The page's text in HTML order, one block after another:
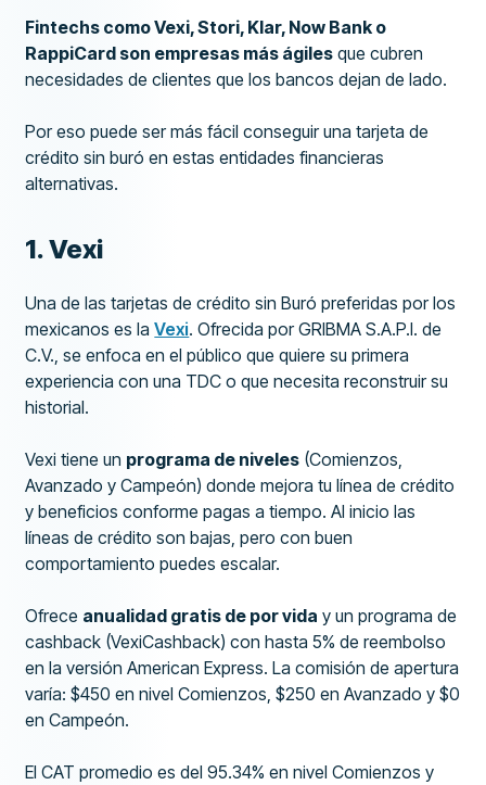
Fintechs como Vexi, Stori, Klar, Now Bank o
RappiCard son empresas más ágiles que cubren
necesidades de clientes que los bancos dejan de lado.
Por eso puede ser más fácil conseguir una tarjeta de
crédito sin buró en estas entidades financieras
alternativas.
1. Vexi
Una de las tarjetas de crédito sin Buró preferidas por los
mexicanos es laVexi. Ofrecida por GRIBMA S.A.P.I. de
C.V., se enfoca en el público que quiere su primera
experiencia con una TDC o que necesita reconstruir su
historial.
Vexi tiene un programa de niveles (Comienzos,
Avanzado y Campeón) donde mejora tu línea de crédito
y beneficios conforme pagas a tiempo. Al inicio las
líneas de crédito son bajas, pero con buen
comportamiento puedes escalar.
Ofrece anualidad gratis de por vida y un programa de
cashback (VexiCashback) con hasta 5% de reembolso
en la versión American Express. La comisión de apertura
varía: $450 en nivel Comienzos, $250 en Avanzado y $0
en Campeón.
El CAT promedio es del 95.34% en nivel Comienzos y